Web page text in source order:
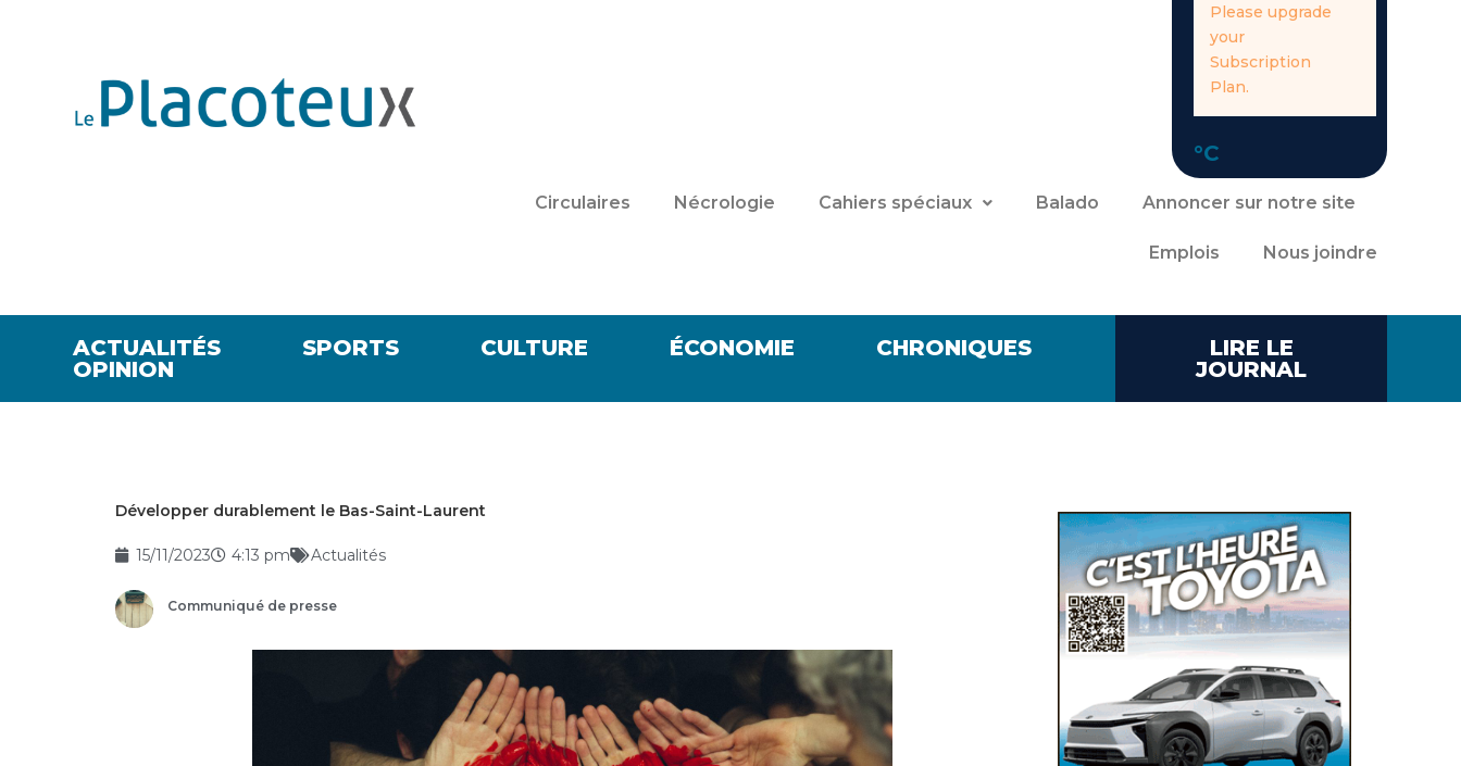
Please upgrade
your
Subscription
Plan.
°C
Circulaires Nécrologie Cahiers spéciaux Balado Annoncer sur notre site
Emplois Nous joindre
ACTUALITÉS SPORTS CULTURE ÉCONOMIE
CHRONIQUES
OPINION
LIRE LE
JOURNAL
Développer durablement le Bas-Saint-Laurent
15/11/2023 4:13 pm Actualités
Communiqué de presse